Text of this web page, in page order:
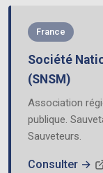
France
Société
(SNSM)
Association
publique.
Sauveteurs.
Consulter →